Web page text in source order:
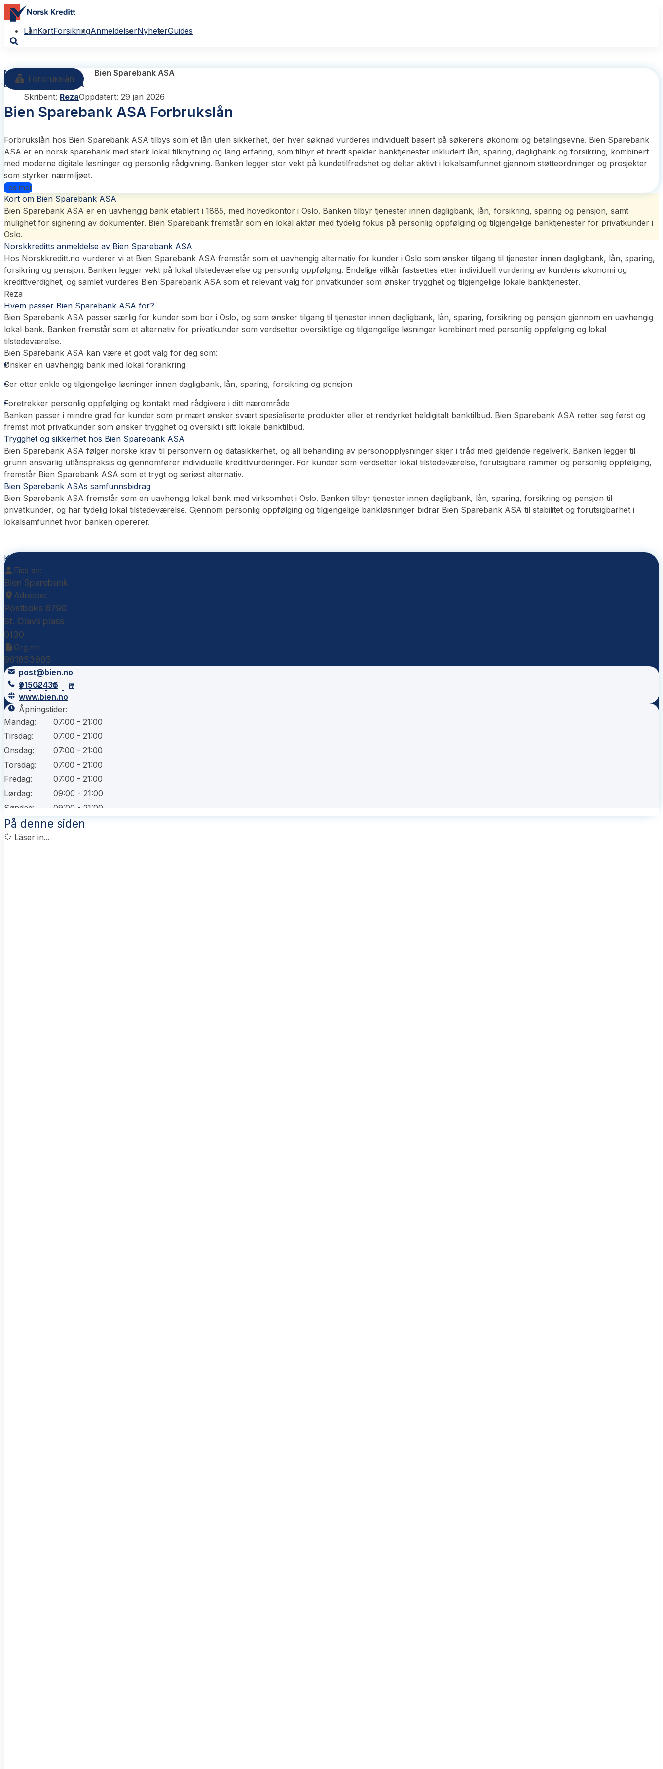
LånKortForsikringAnmeldelserNyheterGuides
NK Anmeldelser
Bien Sparebank ASA
Bien Sparebank ASA
Skribent: RezaOppdatert: 29 jan 2026
Forbrukslån
Bien Sparebank ASA Forbrukslån
Forbrukslån hos Bien Sparebank ASA tilbys som et lån uten sikkerhet, der hver søknad vurderes individuelt basert på søkerens økonomi og betalingsevne. Bien Sparebank
ASA er en norsk sparebank med sterk lokal tilknytning og lang erfaring, som tilbyr et bredt spekter banktjenester inkludert lån, sparing, dagligbank og forsikring, kombinert
med moderne digitale løsninger og personlig rådgivning. Banken legger stor vekt på kundetilfredshet og deltar aktivt i lokalsamfunnet gjennom støtteordninger og prosjekter
som styrker nærmiljøet.
Les mer
Kort om Bien Sparebank ASA
Bien Sparebank ASA er en uavhengig bank etablert i 1885, med hovedkontor i Oslo. Banken tilbyr tjenester innen dagligbank, lån, forsikring, sparing og pensjon, samt
mulighet for signering av dokumenter. Bien Sparebank fremstår som en lokal aktør med tydelig fokus på personlig oppfølging og tilgjengelige banktjenester for privatkunder i
Oslo.
Norskkreditts anmeldelse av Bien Sparebank ASA
Hos Norskkreditt.no vurderer vi at Bien Sparebank ASA fremstår som et uavhengig alternativ for kunder i Oslo som ønsker tilgang til tjenester innen dagligbank, lån, sparing,
forsikring og pensjon. Banken legger vekt på lokal tilstedeværelse og personlig oppfølging. Endelige vilkår fastsettes etter individuell vurdering av kundens økonomi og
kredittverdighet, og samlet vurderes Bien Sparebank ASA som et relevant valg for privatkunder som ønsker trygghet og tilgjengelige lokale banktjenester.
Reza
Hvem passer Bien Sparebank ASA for?
Bien Sparebank ASA passer særlig for kunder som bor i Oslo, og som ønsker tilgang til tjenester innen dagligbank, lån, sparing, forsikring og pensjon gjennom en uavhengig
lokal bank. Banken fremstår som et alternativ for privatkunder som verdsetter oversiktlige og tilgjengelige løsninger kombinert med personlig oppfølging og lokal
tilstedeværelse.
Bien Sparebank ASA kan være et godt valg for deg som:
Ønsker en uavhengig bank med lokal forankring
Ser etter enkle og tilgjengelige løsninger innen dagligbank, lån, sparing, forsikring og pensjon
Foretrekker personlig oppfølging og kontakt med rådgivere i ditt nærområde
Banken passer i mindre grad for kunder som primært ønsker svært spesialiserte produkter eller et rendyrket heldigitalt banktilbud. Bien Sparebank ASA retter seg først og
fremst mot privatkunder som ønsker trygghet og oversikt i sitt lokale banktilbud.
Trygghet og sikkerhet hos Bien Sparebank ASA
Bien Sparebank ASA følger norske krav til personvern og datasikkerhet, og all behandling av personopplysninger skjer i tråd med gjeldende regelverk. Banken legger til
grunn ansvarlig utlånspraksis og gjennomfører individuelle kredittvurderinger. For kunder som verdsetter lokal tilstedeværelse, forutsigbare rammer og personlig oppfølging,
fremstår Bien Sparebank ASA som et trygt og seriøst alternativ.
Bien Sparebank ASAs samfunnsbidrag
Bien Sparebank ASA fremstår som en uavhengig lokal bank med virksomhet i Oslo. Banken tilbyr tjenester innen dagligbank, lån, sparing, forsikring og pensjon til
privatkunder, og har tydelig lokal tilstedeværelse. Gjennom personlig oppfølging og tilgjengelige bankløsninger bidrar Bien Sparebank ASA til stabilitet og forutsigbarhet i
lokalsamfunnet hvor banken opererer.
Kontakt Bien Sparebank
Eies av:
Bien Sparebank
Adresse:
Postboks 6790
St. Olavs plass
0130
Org.nr:
991853995
post@bien.no
91502436
www.bien.no
Åpningstider:
Mandag:
07:00 - 21:00
Tirsdag:
07:00 - 21:00
Onsdag:
07:00 - 21:00
Torsdag:
07:00 - 21:00
Fredag:
07:00 - 21:00
Lørdag:
09:00 - 21:00
Søndag:
09:00 - 21:00
På denne siden
Läser in...